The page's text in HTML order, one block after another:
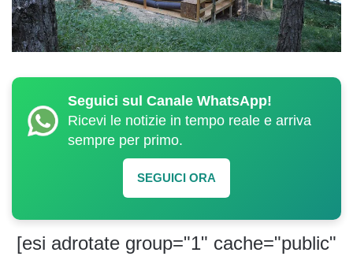
Seguici sul Canale WhatsApp!
Ricevi le notizie in tempo reale e arriva
sempre per primo.
SEGUICI ORA
[esi adrotate group="1" cache="public"